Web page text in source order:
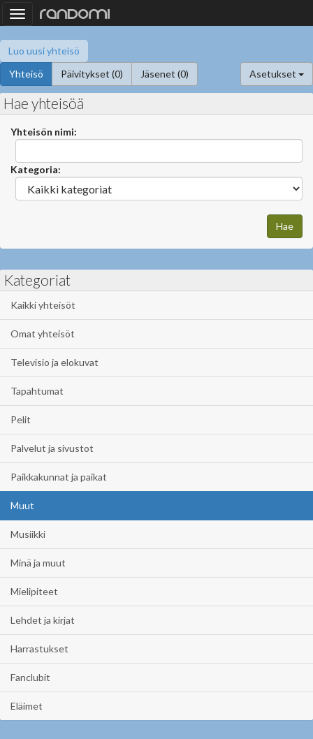
Toggle
navigation
Luo uusi yhteisö
Yhteisö
Päivitykset (0) Jäsenet (0) Asetukset
Hae yhteisöä
Yhteisön nimi:
Kategoria:
Kategoriat
Kaikki yhteisöt
Omat yhteisöt
Televisio ja elokuvat
Tapahtumat
Pelit
Palvelut ja sivustot
Paikkakunnat ja paikat
Muut
Musiikki
Minä ja muut
Mielipiteet
Lehdet ja kirjat
Harrastukset
Fanclubit
Eläimet